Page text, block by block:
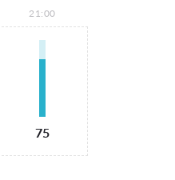
21:00
75